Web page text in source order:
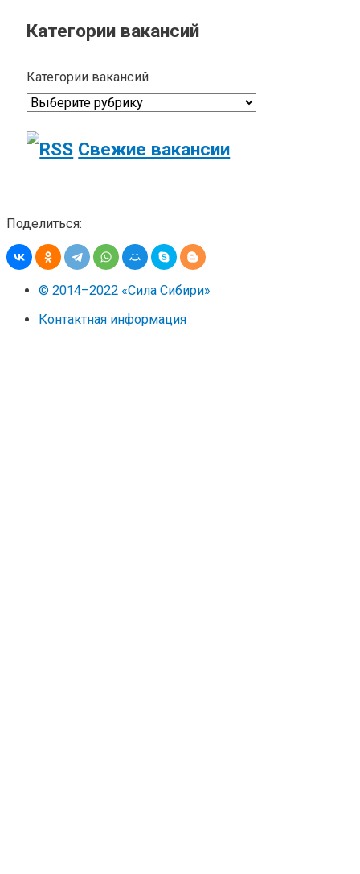
Категории вакансий
Категории вакансий
Свежие вакансии
Поделиться:
© 2014–2022 «Сила Сибири»
Контактная информация